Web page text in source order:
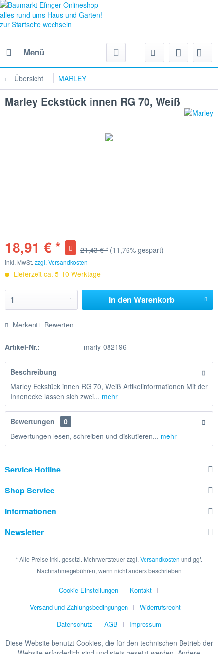
Menü
Übersicht MARLEY
Marley Eckstück innen RG 70, Weiß
18,91 € * 21,43 € * (11,76% gespart)
inkl. MwSt. zzgl. Versandkosten
Lieferzeit ca. 5-10 Werktage
In den Warenkorb
Merken Bewerten
Artikel-Nr.: marly-082196
Beschreibung
Marley Eckstück innen RG 70, Weiß Artikelinformationen Mit der
Innenecke lassen sich zwei... mehr
Bewertungen
0
Bewertungen lesen, schreiben und diskutieren... mehr
Service Hotline
Shop Service
Informationen
Newsletter
* Alle Preise inkl. gesetzl. Mehrwertsteuer zzgl. Versandkosten und ggf.
Nachnahmegebühren, wenn nicht anders beschrieben
Cookie-Einstellungen
Kontakt
Versand und Zahlungsbedingungen
Widerrufsrecht
Datenschutz
AGB Impressum
Diese Website benutzt Cookies, die für den technischen Betrieb der